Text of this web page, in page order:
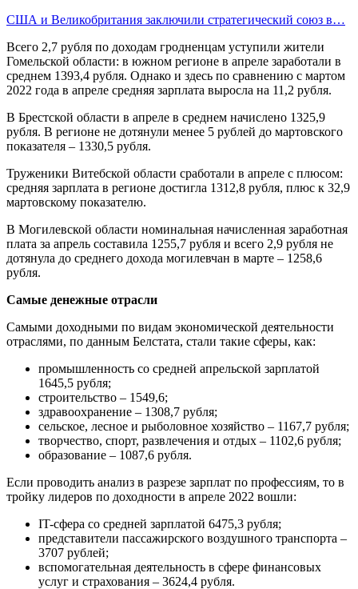
США и Великобритания заключили стратегический союз в…
Всего 2,7 рубля по доходам гродненцам уступили жители
Гомельской области: в южном регионе в апреле заработали в
среднем 1393,4 рубля. Однако и здесь по сравнению с мартом
2022 года в апреле средняя зарплата выросла на 11,2 рубля.
В Брестской области в апреле в среднем начислено 1325,9
рубля. В регионе не дотянули менее 5 рублей до мартовского
показателя – 1330,5 рубля.
Труженики Витебской области сработали в апреле с плюсом:
средняя зарплата в регионе достигла 1312,8 рубля, плюс к 32,9
мартовскому показателю.
В Могилевской области номинальная начисленная заработная
плата за апрель составила 1255,7 рубля и всего 2,9 рубля не
дотянула до среднего дохода могилевчан в марте – 1258,6
рубля.
Самые денежные отрасли
Самыми доходными по видам экономической деятельности
отраслями, по данным Белстата, стали такие сферы, как:
промышленность со средней апрельской зарплатой
1645,5 рубля;
строительство – 1549,6;
здравоохранение – 1308,7 рубля;
сельское, лесное и рыболовное хозяйство – 1167,7 рубля;
творчество, спорт, развлечения и отдых – 1102,6 рубля;
образование – 1087,6 рубля.
Если проводить анализ в разрезе зарплат по профессиям, то в
тройку лидеров по доходности в апреле 2022 вошли:
IT-сфера со средней зарплатой 6475,3 рубля;
представители пассажирского воздушного транспорта –
3707 рублей;
вспомогательная деятельность в сфере финансовых
услуг и страхования – 3624,4 рубля.